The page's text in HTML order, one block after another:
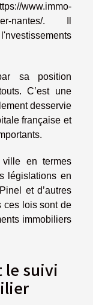
www.immo-
nantes/. Il
sa position
C’est une
desservie
française et
ville en termes
législations en
et d’autres
ces lois sont de
immobiliers
le suivi